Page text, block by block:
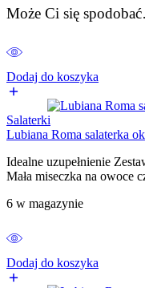
Może Ci się
Dodaj do koszyka
Salaterki
Lubiana Roma salaterka
Idealne uzupełnienie
Mała miseczka na owoce
6 w magazynie
Dodaj do koszyka